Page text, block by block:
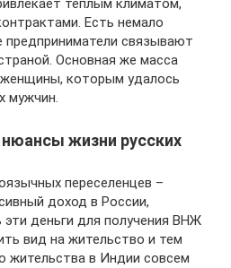
тёплым климатом,
Есть немало
предприниматели связывают
Основная же масса
женщины, которым удалось
мужчин.
жизни русских
переселенцев –
доход в России,
деньги для получения ВНЖ
вид на жительство и тем
жительства в Индии совсем